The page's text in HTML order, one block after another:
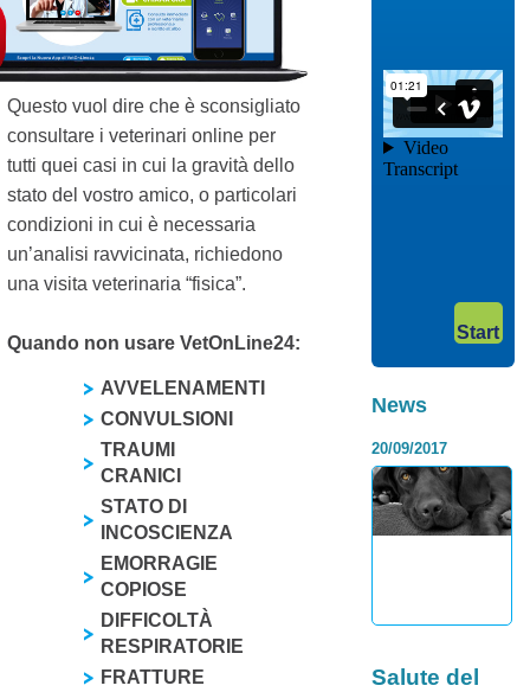
Questo vuol dire che è sconsigliato
consultare i veterinari online per
tutti quei casi in cui la gravità dello
stato del vostro amico, o particolari
condizioni in cui è necessaria
un’analisi ravvicinata, richiedono
una visita veterinaria “fisica”.
Quando non usare VetOnLine24:
AVVELENAMENTI
CONVULSIONI
TRAUMI
CRANICI
STATO DI
INCOSCIENZA
EMORRAGIE
COPIOSE
DIFFICOLTÀ
RESPIRATORIE
FRATTURE
Start
News
- I sensi del
cane adulto
A seconda del
periodo di vita del
tuo cane, i suoi
dieta BARF, i
rischi
naturale
Dubbi
sull’alimentazione
corretta per il tuo
cane o il tuo gatto?
Hai pensato o già
20/09/2017
Salute del